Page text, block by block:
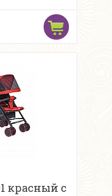
красный с